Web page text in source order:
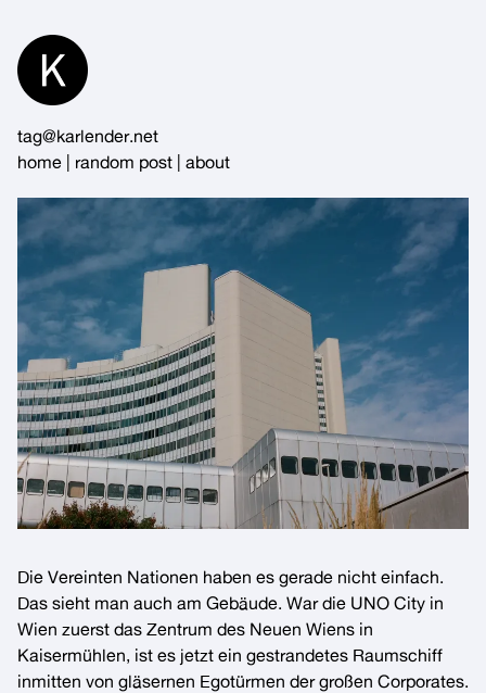
Content
tag@karlender.net
home
random post about
Die Vereinten Nationen haben es gerade nicht einfach.
Das sieht man auch am Gebäude. War die UNO City in
Wien zuerst das Zentrum des Neuen Wiens in
Kaisermühlen, ist es jetzt ein gestrandetes Raumschiff
inmitten von gläsernen Egotürmen der großen Corporates.